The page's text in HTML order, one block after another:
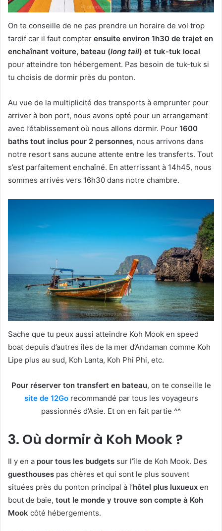
On te conseille de ne pas prendre un horaire de vol trop
tardif car il faut compter ensuite environ 1h30 de trajet en
enchaînant voiture, bateau (long tail) et tuk-tuk local
pour atteindre ton hébergement. Pas besoin de tuk-tuk si
tu choisis de dormir près du ponton.
Au vue de la multiplicité des transports à emprunter pour
arriver à bon port, nous avons opté pour un arrangement
avec l’établissement où nous allons dormir. Pour 1600
baths tout inclus pour 2 personnes, nous arrivons dans
notre resort sans aucune attente entre les transferts. Tout
s’est parfaitement enchaîné. En atterrissant à 14h45, nous
sommes arrivés vers 16h30 dans notre chambre.
Sache que tu peux aussi atteindre Koh Mook en speed
boat depuis d’autres îles de la mer d’Andaman comme Koh
Lipe plus au sud, Koh Lanta, Koh Phi Phi, etc.
Pour réserver ton transfert en bateau, on te conseille le
site de 12Gorecommandé par tous les voyageurs
passionnés d’Asie. Et on en fait partie ^^
3. Où dormir à Koh Mook ?
Il y en a pour tous les budgets sur l’île de Koh Mook. Des
guesthouses pas chères et qui sont le plus souvent
situées près du ponton principal à l’hôtel plus luxueux en
bout de baie, tout le monde y trouve son compte à Koh
Mook côté hébergements.